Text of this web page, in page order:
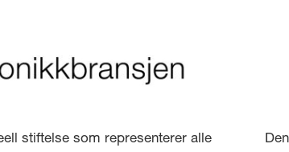
stiftelse som representerer alle